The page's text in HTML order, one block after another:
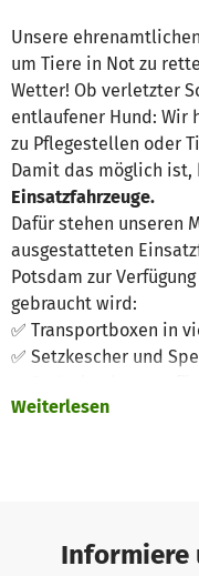
Unsere
um Tiere in Not zu
Wetter! Ob verletzter
entlaufener Hund: Wir
zu Pflegestellen oder
Damit das möglich ist,
Einsatzfahrzeuge.
Dafür stehen unseren
ausgestatteten
Potsdam zur
gebraucht wird:
✅ Transportboxen in
✅ Setzkescher und
✅ Erste-Hilfe-Sets,
Ein
Ein kaputtes Auto
Transport. Keine Hilfe.
Weiterlesen
Informiere